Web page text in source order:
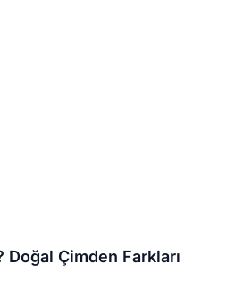
Doğal Çimden Farkları